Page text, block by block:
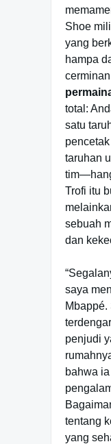
Shoe
yang
hampa
total:
satu
taruhan
Trofi itu
sebuah
dan
saya
penjudi
bahwa ia
tentang
yang